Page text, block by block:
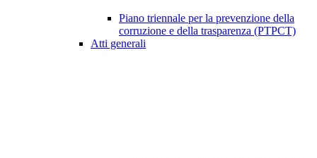
Piano triennale per la prevenzione della
corruzione e della trasparenza (PTPCT)
Atti generali